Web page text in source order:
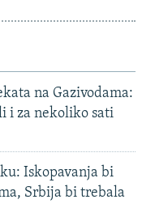
na Gazivodama:
i za nekoliko sati
Iskopavanja bi
Srbija bi trebala